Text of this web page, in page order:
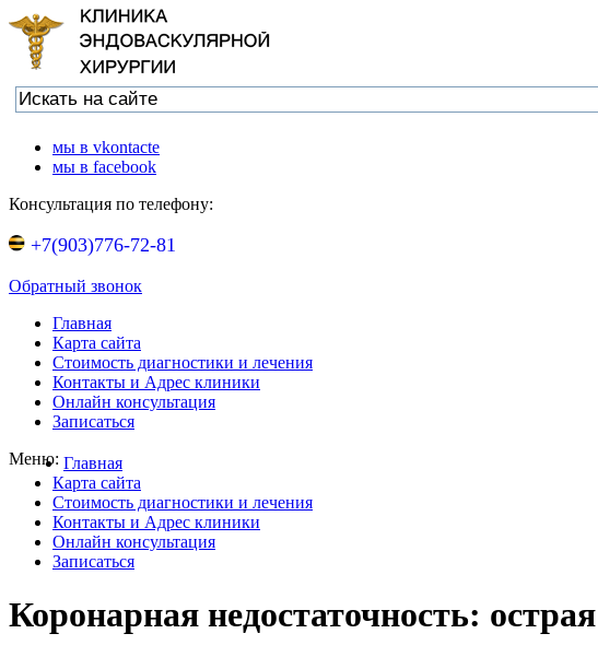
мы в vkontacte
мы в facebook
Консультация по телефону:
+7(903)776-72-81
Обратный звонок
Главная
Карта сайта
Стоимость диагностики и лечения
Контакты и Адрес клиники
Онлайн консультация
Записаться
Меню: Главная
Карта сайта
Стоимость диагностики и лечения
Контакты и Адрес клиники
Онлайн консультация
Записаться
Коронарная недостаточность: